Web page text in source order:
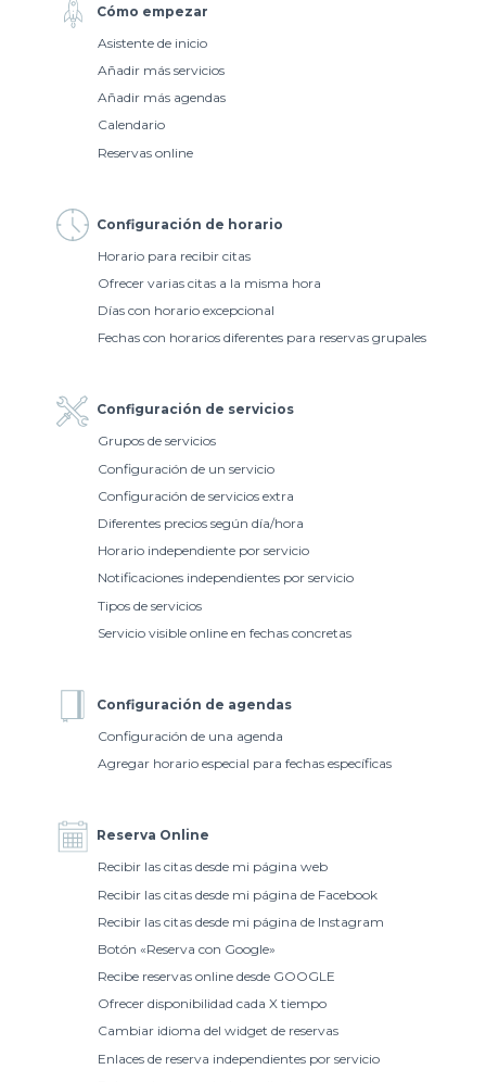
Cómo empezar
Asistente de inicio
Añadir más servicios
Añadir más agendas
Calendario
Reservas online
Configuración de horario
Horario para recibir citas
Ofrecer varias citas a la misma hora
Días con horario excepcional
Fechas con horarios diferentes para reservas grupales
Configuración de servicios
Grupos de servicios
Configuración de un servicio
Configuración de servicios extra
Diferentes precios según día/hora
Horario independiente por servicio
Notificaciones independientes por servicio
Tipos de servicios
Servicio visible online en fechas concretas
Configuración de agendas
Configuración de una agenda
Agregar horario especial para fechas específicas
Reserva Online
Recibir las citas desde mi página web
Recibir las citas desde mi página de Facebook
Recibir las citas desde mi página de Instagram
Botón «Reserva con Google»
Recibe reservas online desde GOOGLE
Ofrecer disponibilidad cada X tiempo
Cambiar idioma del widget de reservas
Enlaces de reserva independientes por servicio